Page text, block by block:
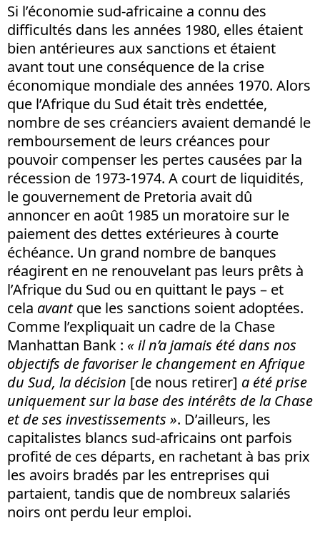
Si l’économie sud-africaine a connu des
difficultés dans les années 1980, elles étaient
bien antérieures aux sanctions et étaient
avant tout une conséquence de la crise
économique mondiale des années 1970. Alors
que l’Afrique du Sud était très endettée,
nombre de ses créanciers avaient demandé le
remboursement de leurs créances pour
pouvoir compenser les pertes causées par la
récession de 1973-1974. A court de liquidités,
le gouvernement de Pretoria avait dû
annoncer en août 1985 un moratoire sur le
paiement des dettes extérieures à courte
échéance. Un grand nombre de banques
réagirent en ne renouvelant pas leurs prêts à
l’Afrique du Sud ou en quittant le pays – et
cela avantque les sanctions soient adoptées.
Comme l’expliquait un cadre de la Chase
Manhattan Bank : « iln’a jamais été dans nos
objectifs de favoriser le changement en Afrique
du Sud, la décision [de nous retirer] a été prise
uniquement sur la base des intérêts de la Chase
et de ses investissements ». D’ailleurs, les
capitalistes blancs sud-africains ont parfois
profité de ces départs, en rachetant à bas prix
les avoirs bradés par les entreprises qui
partaient, tandis que de nombreux salariés
noirs ont perdu leur emploi.